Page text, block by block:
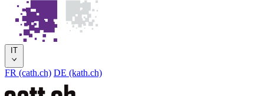
IT
FR (cath.ch) DE (kath.ch)